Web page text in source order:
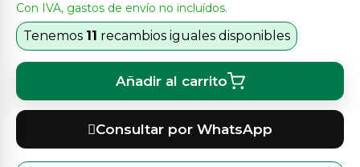
Con IVA, gastos de envío no incluídos.
Tenemos 11 recambios iguales disponibles
Añadir al carrito
Consultar por WhatsApp